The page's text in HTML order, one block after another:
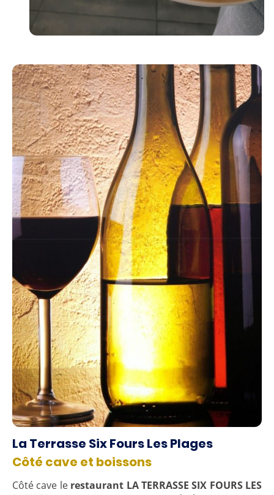
La Terrasse Six Fours Les Plages
Côté cave et boissons
Côté cave lerestaurant LA TERRASSE SIX FOURS LES